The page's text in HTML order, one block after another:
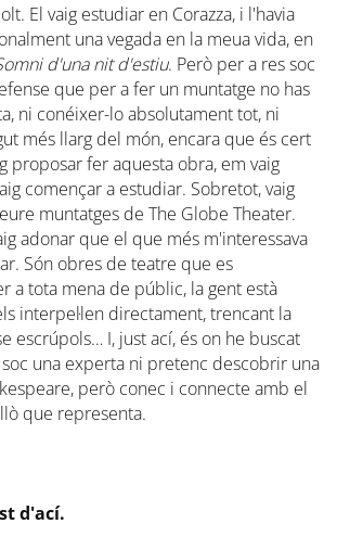
El vaig estudiar en Corazza, i l'havia
una vegada en la meua vida, en
d'una nit d'estiu. Però per a res soc
que per a fer un muntatge no has
ni conéixer-lo absolutament tot, ni
més llarg del món, encara que és cert
proposar fer aquesta obra, em vaig
començar a estudiar. Sobretot, vaig
muntatges de The Globe Theater.
adonar que el que més m'interessava
Són obres de teatre que es
a tota mena de públic, la gent està
interpel·len directament, trencant la
escrúpols… I, just ací, és on he buscat
soc una experta ni pretenc descobrir una
però conec i connecte amb el
que representa.
d'ací.